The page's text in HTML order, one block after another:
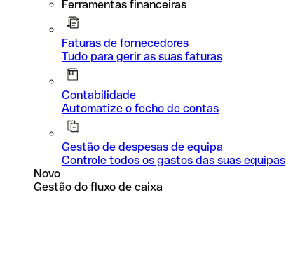
Ferramentas financeiras
Faturas de fornecedores
Tudo para gerir as suas faturas
Contabilidade
Automatize o fecho de contas
Gestão de despesas de equipa
Controle todos os gastos das suas equipas
Novo
Gestão do fluxo de caixa